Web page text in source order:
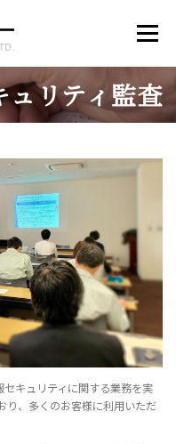
メニュー
当社について
合わせ
ュリティ監査
キュリティに関する業務を実
り、多くのお客様に利用いただ